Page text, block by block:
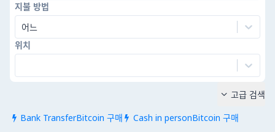
지불 방법
어느
위치
 Bank TransferBitcoin 구매  Cash in personBitcoin 구매
 고급 검색